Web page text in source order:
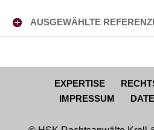
AUSGEWÄHLTE
EXPERTISE
IMPRESSUM